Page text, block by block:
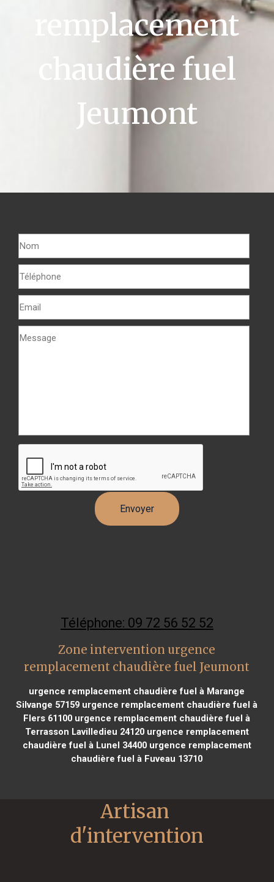
remplacement
chaudière fuel
Jeumont
Téléphone: 09 72 56 52 52
Zone intervention urgence
remplacement chaudière fuel Jeumont
urgence remplacement chaudière fuel à Marange
Silvange 57159 urgence remplacement chaudière fuel à
Flers 61100 urgence remplacement chaudière fuel à
Terrasson Lavilledieu 24120urgence remplacement
chaudière fuel à Lunel 34400urgence remplacement
chaudière fuel à Fuveau 13710
Artisan
d'intervention